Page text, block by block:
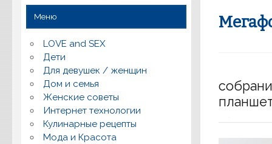
Меню
LOVE and SEX
Дети
Для девушек / женщин
Дом и семья
Женские советы
Интернет технологии
Кулинарные рецепты
Мода и Красота